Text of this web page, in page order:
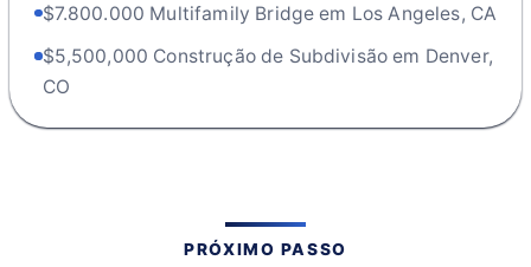
$7.800.000 Multifamily Bridge em Los Angeles, CA
$5,500,000 Construção de Subdivisão em Denver,
CO
PRÓXIMO PASSO